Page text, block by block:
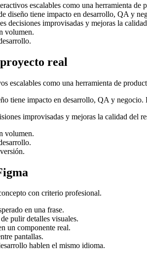
escalables como una herramienta
diseño tiene impacto en desarrollo, QA y
decisiones improvisadas y mejoras la
volumen.
real
escalables como una herramienta de
tiene impacto en desarrollo, QA y
improvisadas y mejoras la calidad del
volumen.
con criterio profesional.
en una frase.
pulir detalles visuales.
un componente real.
pantallas.
hablen el mismo idioma.